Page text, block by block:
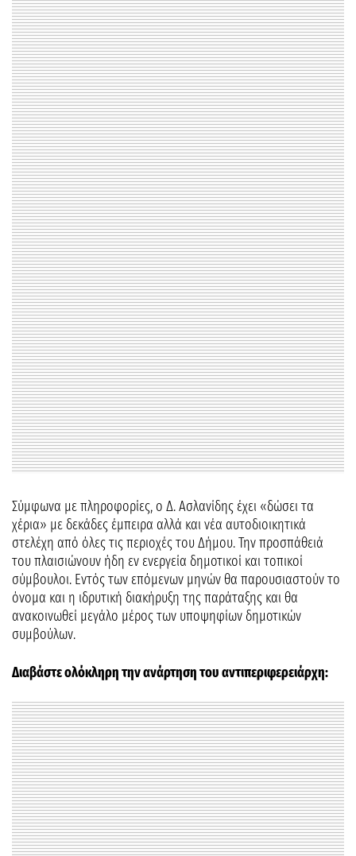
Σύμφωνα με πληροφορίες, ο Δ. Ασλανίδης έχει «δώσει τα
χέρια» με δεκάδες έμπειρα αλλά και νέα αυτοδιοικητικά
στελέχη από όλες τις περιοχές του Δήμου. Την προσπάθειά
του πλαισιώνουν ήδη εν ενεργεία δημοτικοί και τοπικοί
σύμβουλοι. Εντός των επόμενων μηνών θα παρουσιαστούν το
όνομα και η ιδρυτική διακήρυξη της παράταξης και θα
ανακοινωθεί μεγάλο μέρος των υποψηφίων δημοτικών
συμβούλων.
Διαβάστε ολόκληρη την ανάρτηση του αντιπεριφερειάρχη: